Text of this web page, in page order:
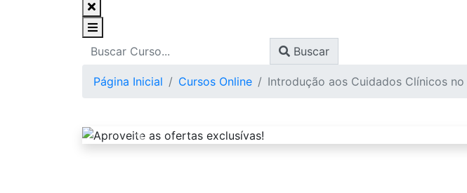
Buscar
Página Inicial Cursos Online Introdução aos Cuidados Clínicos